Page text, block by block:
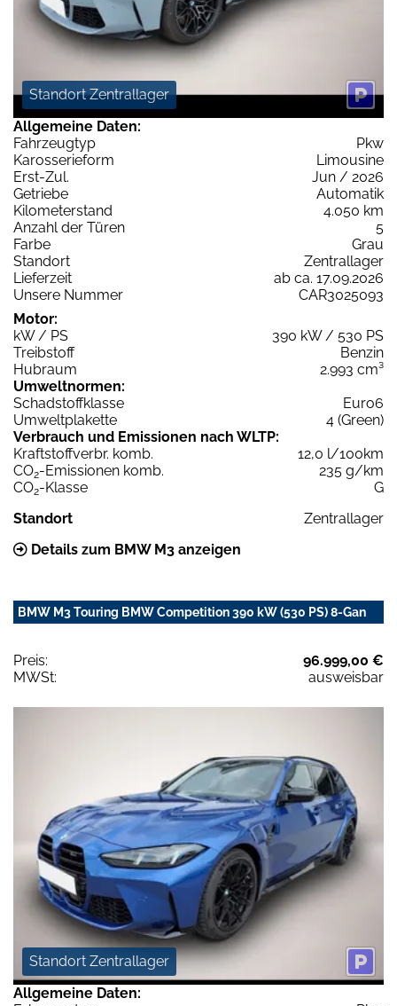
Standort Zentrallager
Allgemeine Daten:
Fahrzeugtyp
Pkw
Karosserieform
Limousine
Erst-Zul.
Jun / 2026
Getriebe
Automatik
Kilometerstand
4.050 km
Anzahl der Türen
5
Farbe
Grau
Standort
Zentrallager
Lieferzeit
ab ca. 17.09.2026
Unsere Nummer
CAR3025093
Motor:
kW / PS
390 kW / 530 PS
Treibstoff
Benzin
Hubraum
2.993 cm³
Umweltnormen:
Schadstoffklasse
Euro6
Umweltplakette
4 (Green)
Verbrauch und Emissionen nach WLTP:
Kraftstoffverbr. komb.
12,0 l/100km
CO2-Emissionen komb.
235 g/km
CO2-Klasse
G
Standort
Zentrallager
Details zum BMW M3 anzeigen
BMW M3 Touring BMW Competition 390 kW (530 PS) 8-Gan
Preis:
96.999,00 €
MWSt:
ausweisbar
Standort Zentrallager
Allgemeine Daten: